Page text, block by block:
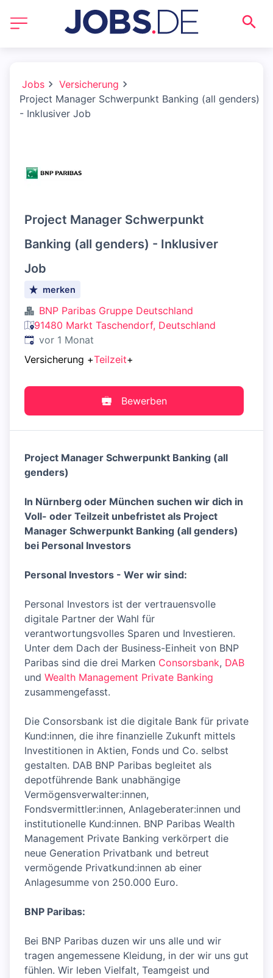
Jobs
Versicherung
Project Manager Schwerpunkt Banking (all genders)
- Inklusiver Job
Project Manager Schwerpunkt
Banking (all genders) - Inklusiver
Job
merken
BNP Paribas Gruppe Deutschland
91480 Markt Taschendorf, Deutschland
Veröffentlicht:
vor 1 Monat
Versicherung +Teilzeit+
Bewerben
Project Manager Schwerpunkt Banking (all
genders)
In Nürnberg oder München suchen wir dich in
Voll- oder Teilzeit unbefristet als Project
Manager Schwerpunkt Banking (all genders)
bei Personal Investors
Personal Investors - Wer wir sind:
Personal Investors ist der vertrauensvolle
digitale Partner der Wahl für
verantwortungsvolles Sparen und Investieren.
Unter dem Dach der Business-Einheit von BNP
Paribas sind die drei Marken Consorsbank, DAB
und Wealth Management Private Banking
zusammengefasst.
Die Consorsbank ist die digitale Bank für private
Kund:innen, die ihre finanzielle Zukunft mittels
Investitionen in Aktien, Fonds und Co. selbst
gestalten. DAB BNP Paribas begleitet als
depotführende Bank unabhängige
Vermögensverwalter:innen,
Fondsvermittler:innen, Anlageberater:innen und
institutionelle Kund:innen. BNP Paribas Wealth
Management Private Banking verkörpert die
neue Generation Privatbank und betreut
vermögende Privatkund:innen ab einer
Anlagesumme von 250.000 Euro.
BNP Paribas:
Bei BNP Paribas duzen wir uns alle und wir
tragen angemessene Kleidung, in der wir uns gut
fühlen. Wir leben Vielfalt, Teamgeist und